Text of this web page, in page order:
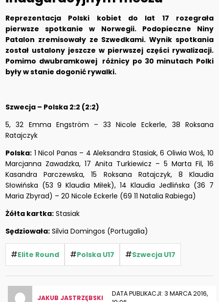
Reprezentacja Polski kobiet do lat 17 rozegrała
pierwsze spotkanie w Norwegii. Podopieczne Niny
Patalon zremisowały ze Szwedkami. Wynik spotkania
został ustalony jeszcze w pierwszej części rywalizacji.
Pomimo dwubramkowej różnicy po 30 minutach Polki
były w stanie dogonić rywalki.
Szwecja – Polska 2:2 (2:2)
5, 32 Emma Engström – 33 Nicole Eckerle, 38 Roksana
Ratajczyk
Polska: 1 Nicol Panas – 4 Aleksandra Stasiak, 6 Oliwia Woś, 10
Marcjanna Zawadzka, 17 Anita Turkiewicz – 5 Marta Fil, 16
Kasandra Parczewska, 15 Roksana Ratajczyk, 8 Klaudia
Słowińska (53 9 Klaudia Miłek), 14 Klaudia Jedlińska (36 7
Maria Zbyrad) – 20 Nicole Eckerle (69 11 Natalia Rabiega)
Żółta kartka: Stasiak
Sędziowała: Silvia Domingos (Portugalia)
#Elite Round #Polska U17 #Szwecja U17
JAKUB JASTRZĘBSKI
DATA PUBLIKACJI: 3 MARCA 2016,